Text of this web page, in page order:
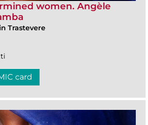
women. Angèle
Trastevere
card